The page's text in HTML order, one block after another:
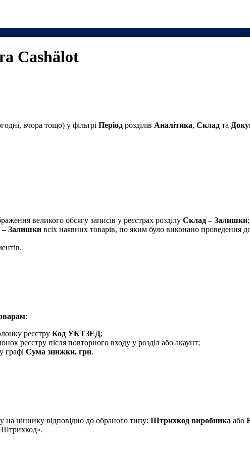
Cashӓlot
вчора тощо) у фільтрі Період розділів Аналітика, Склад та
великого обсягу записів у реєстрах розділу Склад – Залишки;
– Залишки всіх наявних товарів, по яким було виконано проведення
:
реєстру Код УКТЗЕД;
реєстру після повторного входу у розділ або акаунт;
графі Сума знижки, грн.
ціннику відповідно до обраного типу: Штрихкод виробника або